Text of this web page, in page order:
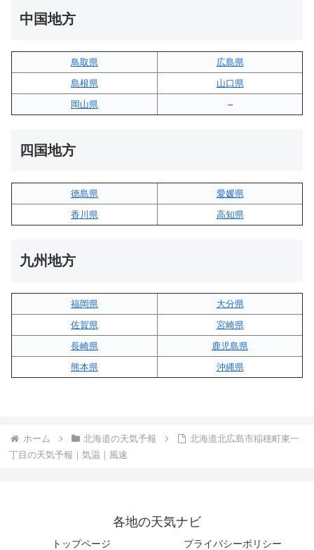
中国地方
鳥取県
広島県
島根県
山口県
岡山県
–
四国地方
徳島県
愛媛県
香川県
高知県
九州地方
福岡県
大分県
佐賀県
宮崎県
長崎県
鹿児島県
熊本県
沖縄県
ホーム 北海道の天気予報
北海道北広島市稲穂町東一
丁目の天気予報｜気温｜風速
各地の天気ナビ
トップページ プライバシーポリシー